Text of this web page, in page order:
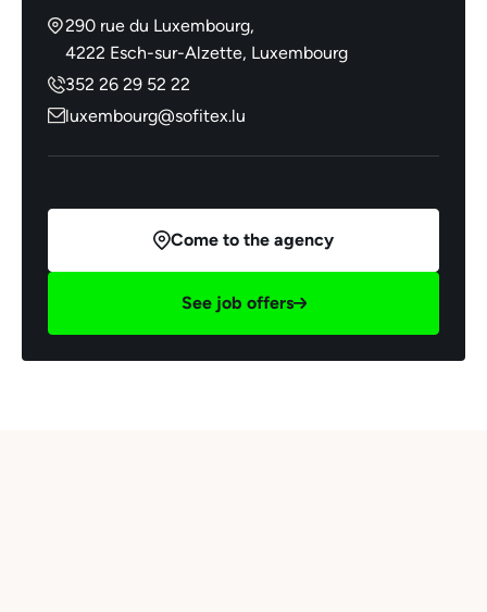
290 rue du Luxembourg,
4222 Esch-sur-Alzette, Luxembourg
352 26 29 52 22
luxembourg@sofitex.lu
Come to the agency
See job offers